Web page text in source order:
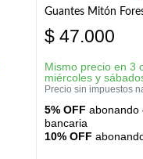
Guantes Mitón
$ 47.000
Mismo precio en 3
miércoles y
Precio sin impuestos
5% OFF abonando
bancaria
10% OFF